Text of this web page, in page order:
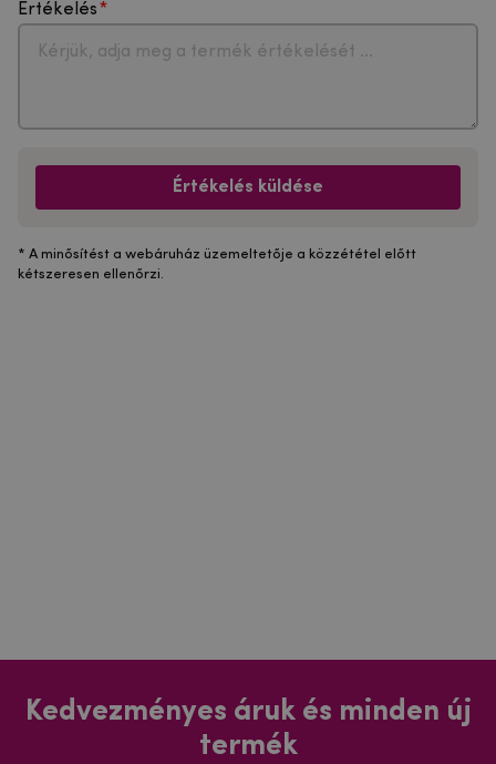
Értékelés
Értékelés küldése
* A minősítést a webáruház üzemeltetője a közzététel előtt
kétszeresen ellenőrzi.
Kedvezményes áruk és minden új
termék